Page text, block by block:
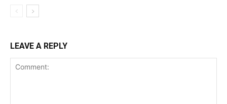
LEAVE A REPLY